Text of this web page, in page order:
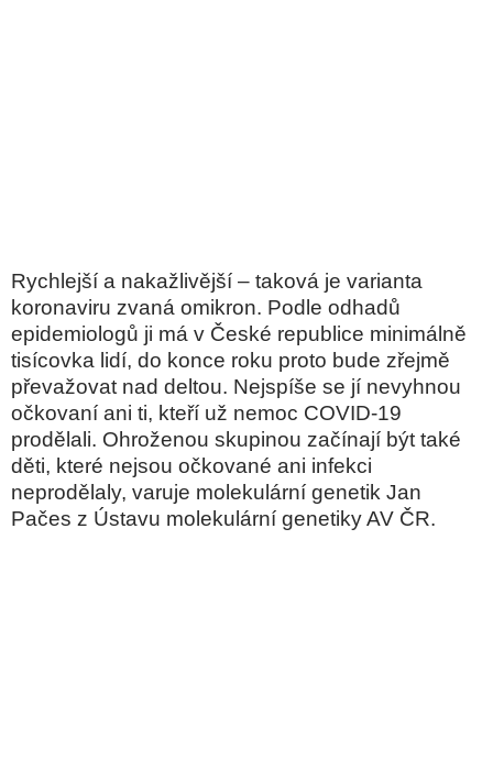
Rychlejší a nakažlivější – taková je varianta
koronaviru zvaná omikron. Podle odhadů
epidemiologů ji má v České republice minimálně
tisícovka lidí, do konce roku proto bude zřejmě
převažovat nad deltou. Nejspíše se jí nevyhnou
očkovaní ani ti, kteří už nemoc COVID-19
prodělali. Ohroženou skupinou začínají být také
děti, které nejsou očkované ani infekci
neprodělaly, varuje molekulární genetik Jan
Pačes z Ústavu molekulární genetiky AV ČR.